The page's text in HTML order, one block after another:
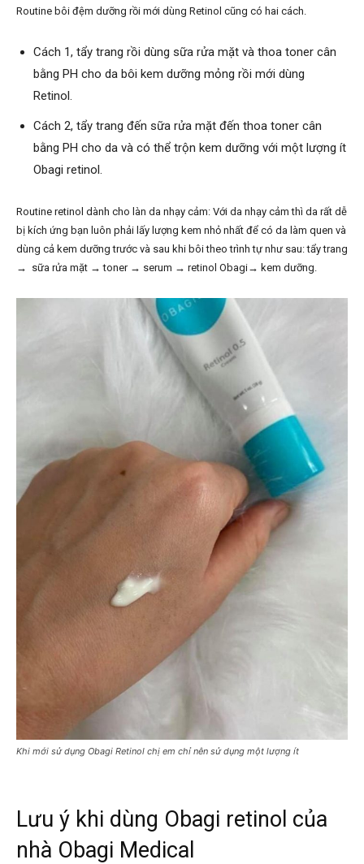
Routine bôi đệm dưỡng rồi mới dùng Retinol cũng có hai cách.
Cách 1, tẩy trang rồi dùng sữa rửa mặt và thoa toner cân
bằng PH cho da bôi kem dưỡng mỏng rồi mới dùng
Retinol.
Cách 2, tẩy trang đến sữa rửa mặt đến thoa toner cân
bằng PH cho da và có thể trộn kem dưỡng với một lượng ít
Obagi retinol.
Routine retinol dành cho làn da nhạy cảm: Với da nhạy cảm thì da rất dễ
bị kích ứng bạn luôn phải lấy lượng kem nhỏ nhất để có da làm quen và
dùng cả kem dưỡng trước và sau khi bôi theo trình tự như sau: tẩy trang
→ sữa rửa mặt → toner → serum → retinol Obagi→ kem dưỡng.
Khi mới sử dụng Obagi Retinol chị em chỉ nên sử dụng một lượng ít
Lưu ý khi dùng Obagi retinol của
nhà Obagi Medical